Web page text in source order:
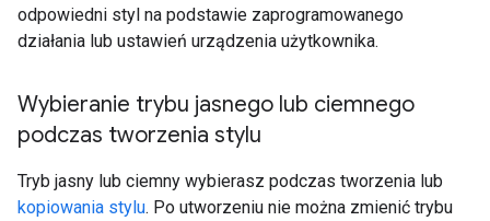
odpowiedni styl na podstawie zaprogramowanego
działania lub ustawień urządzenia użytkownika.
Wybieranie trybu jasnego lub ciemnego
podczas tworzenia stylu
Tryb jasny lub ciemny wybierasz podczas tworzenia lub
kopiowania stylu. Po utworzeniu nie można zmienić trybu